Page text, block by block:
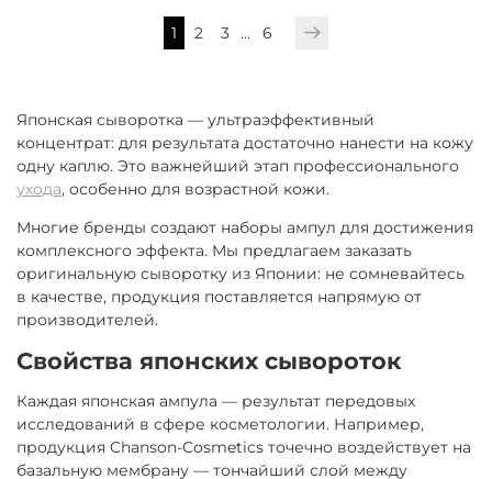
1 2 3 … 6
Японская сыворотка — ультраэффективный
концентрат: для результата достаточно нанести на кожу
одну каплю. Это важнейший этап профессионального
ухода, особенно для возрастной кожи.
Многие бренды создают наборы ампул для достижения
комплексного эффекта. Мы предлагаем заказать
оригинальную сыворотку из Японии: не сомневайтесь
в качестве, продукция поставляется напрямую от
производителей.
Свойства японских сывороток
Каждая японская ампула — результат передовых
исследований в сфере косметологии. Например,
продукция Chanson-Cosmetics точечно воздействует на
базальную мембрану — тончайший слой между